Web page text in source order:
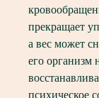
прекращает
а вес может
его организм
психическое